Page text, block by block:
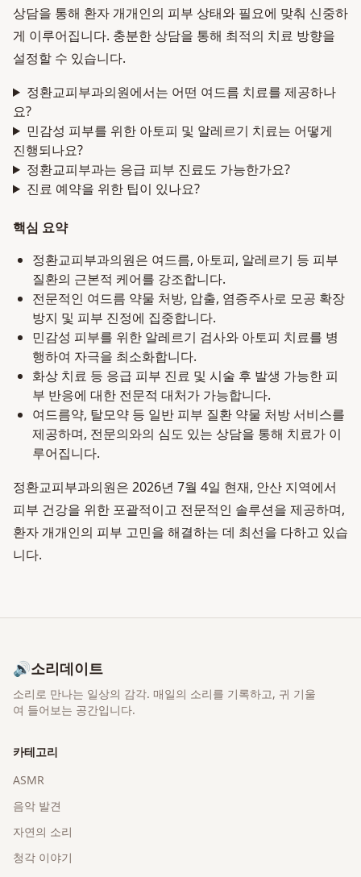
상담을 통해 환자 개개인의 피부 상태와 필요에 맞춰 신중하
게 이루어집니다. 충분한 상담을 통해 최적의 치료 방향을
설정할 수 있습니다.
정환교피부과의원에서는 어떤 여드름 치료를 제공하나
요?
민감성 피부를 위한 아토피 및 알레르기 치료는 어떻게
진행되나요?
정환교피부과는 응급 피부 진료도 가능한가요?
진료 예약을 위한 팁이 있나요?
핵심 요약
정환교피부과의원은 여드름, 아토피, 알레르기 등 피부
질환의 근본적 케어를 강조합니다.
전문적인 여드름 약물 처방, 압출, 염증주사로 모공 확장
방지 및 피부 진정에 집중합니다.
민감성 피부를 위한 알레르기 검사와 아토피 치료를 병
행하여 자극을 최소화합니다.
화상 치료 등 응급 피부 진료 및 시술 후 발생 가능한 피
부 반응에 대한 전문적 대처가 가능합니다.
여드름약, 탈모약 등 일반 피부 질환 약물 처방 서비스를
제공하며, 전문의와의 심도 있는 상담을 통해 치료가 이
루어집니다.
정환교피부과의원은 2026년 7월 4일 현재, 안산 지역에서
피부 건강을 위한 포괄적이고 전문적인 솔루션을 제공하며,
환자 개개인의 피부 고민을 해결하는 데 최선을 다하고 있습
니다.
🔊소리데이트
소리로 만나는 일상의 감각. 매일의 소리를 기록하고, 귀 기울
여 들어보는 공간입니다.
카테고리
ASMR
음악 발견
자연의 소리
청각 이야기